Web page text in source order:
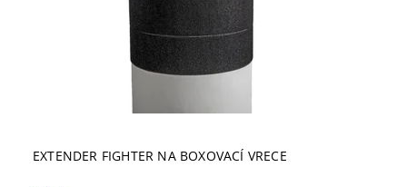
EXTENDER FIGHTER NA BOXOVACÍ VRECE